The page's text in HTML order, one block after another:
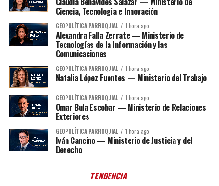
Ciencia, Tecnología e Innovación
GEOPOLÍTICA PARROQUIAL 1 hora ago
Alexandra Falla Zerrate — Ministerio de
Tecnologías de la Información y las
Comunicaciones
GEOPOLÍTICA PARROQUIAL 1 hora ago
Natalia López Fuentes — Ministerio del Trabajo
GEOPOLÍTICA PARROQUIAL 1 hora ago
Omar Bula Escobar — Ministerio de Relaciones
Exteriores
GEOPOLÍTICA PARROQUIAL 1 hora ago
Iván Cancino — Ministerio de Justicia y del
Derecho
TENDENCIA